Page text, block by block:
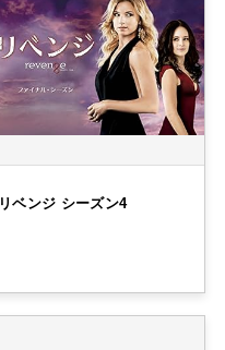
リベンジ シーズン4